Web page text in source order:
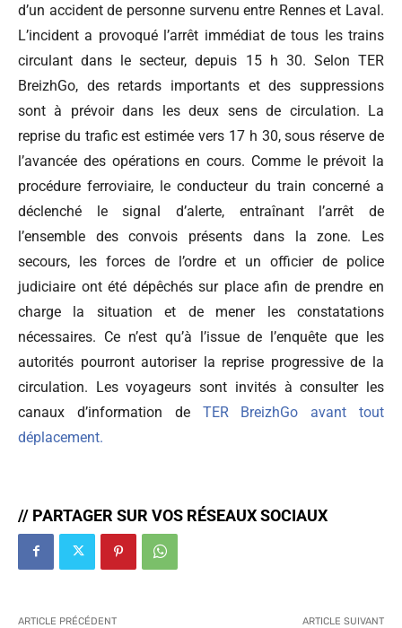
d’un accident de personne survenu entre Rennes et Laval.
L’incident a provoqué l’arrêt immédiat de tous les trains
circulant dans le secteur, depuis 15 h 30. Selon TER
BreizhGo, des retards importants et des suppressions
sont à prévoir dans les deux sens de circulation. La
reprise du trafic est estimée vers 17 h 30, sous réserve de
l’avancée des opérations en cours. Comme le prévoit la
procédure ferroviaire, le conducteur du train concerné a
déclenché le signal d’alerte, entraînant l’arrêt de
l’ensemble des convois présents dans la zone. Les
secours, les forces de l’ordre et un officier de police
judiciaire ont été dépêchés sur place afin de prendre en
charge la situation et de mener les constatations
nécessaires. Ce n’est qu’à l’issue de l’enquête que les
autorités pourront autoriser la reprise progressive de la
circulation. Les voyageurs sont invités à consulter les
canaux d’information de TER BreizhGo avant tout
déplacement.
// PARTAGER SUR VOS RÉSEAUX SOCIAUX
ARTICLE PRÉCÉDENT ARTICLE SUIVANT